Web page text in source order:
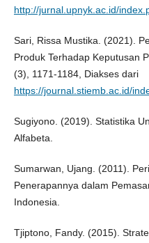
http://jurnal.upnyk.ac.id/
Sari, Rissa Mustika. (2021).
Produk Terhadap Keputusan
(3), 1171-1184, Diakses dari
https://journal.stiemb.ac.id/
Sugiyono. (2019). Statistika
Alfabeta.
Sumarwan, Ujang. (2011).
Penerapannya dalam
Indonesia.
Tjiptono, Fandy. (2015).